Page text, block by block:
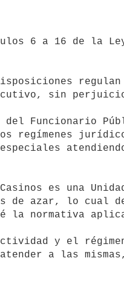
sin
regímenes
especiales
de azar, lo cual
la normativa
atender a las